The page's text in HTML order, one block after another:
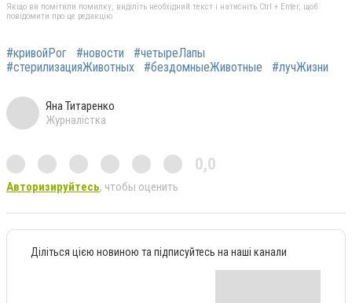
Якщо ви помітили помилку, виділіть необхідний текст і натисніть Ctrl + Enter, щоб
повідомити про це редакцію
#кривойРог #новости
#четыреЛапы
#стерилизацияЖивотных
#бездомныеЖивотные #лучЖизни
Яна Титаренко
Журналістка
0,0
Авторизируйтесь, чтобы оценить
Діліться цією новиною та підписуйтесь на наші канали